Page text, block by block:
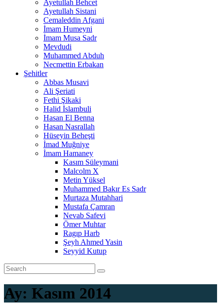
Ayetullah Behcet
Ayetullah Sistani
Cemaleddin Afgani
İmam Humeyni
İmam Musa Sadr
Mevdudi
Muhammed Abduh
Necmettin Erbakan
Şehitler
Abbas Musavi
Ali Şeriati
Fethi Şikaki
Halid İslambuli
Hasan El Benna
Hasan Nasrallah
Hüseyin Beheşti
İmad Muğniye
İmam Hamaney
Kasım Süleymani
Malcolm X
Metin Yüksel
Muhammed Bakır Es Sadr
Murtaza Mutahhari
Mustafa Çamran
Nevab Safevi
Ömer Muhtar
Ragıp Harb
Şeyh Ahmed Yasin
Seyyid Kutup
Ay: Kasım 2014